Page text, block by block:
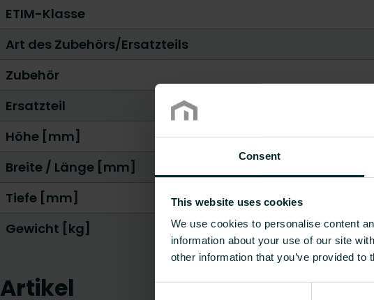
Consent
This website uses cookies
We use cookies to personalise content
information about your use of our site
other information that you’ve provided
ETIM-Klasse
Art des Zubehörs/Ersatzteils
Zubehör
Ersatzteil
Höhe [mm]
Breite / Länge [mm]
Tiefe [mm]
Gewicht [kg]
Artikel